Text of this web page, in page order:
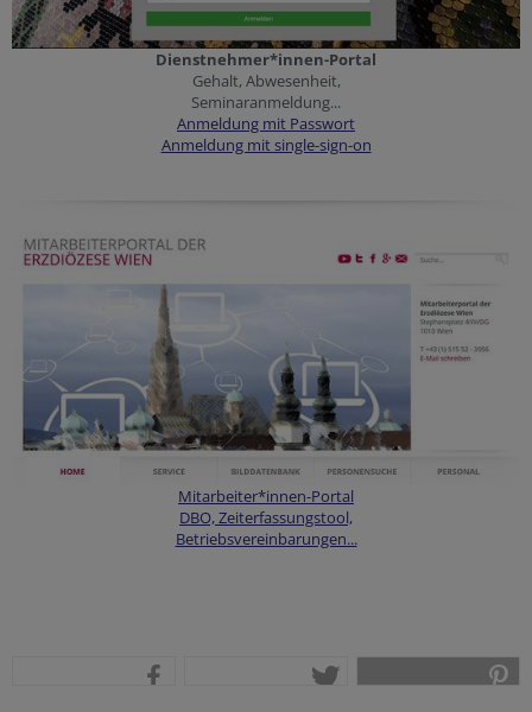
Dienstnehmer*innen-Portal
Gehalt, Abwesenheit,
Seminaranmeldung...
Anmeldung mit Passwort
Anmeldung mit single-sign-on
Mitarbeiter*innen-Portal
DBO, Zeiterfassungstool,
Betriebsvereinbarungen...